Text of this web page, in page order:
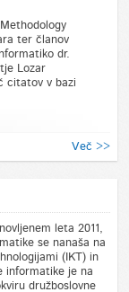
ter članov
dr.
Lozar
citatov v bazi
Več >>
leta 2011,
se nanaša na
(IKT) in
informatike je na
družboslovne